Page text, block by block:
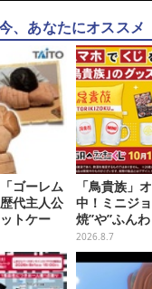
、あなたにオススメ
ゴーレム
代主人公
トケー
順次展開
「鳥貴族」
中！ミニジ
焼”や”ふん
メニューTシ
プ
2026.8.7